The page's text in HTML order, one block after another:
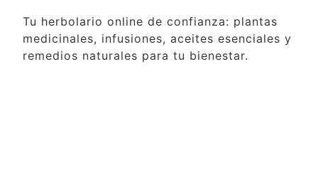
Tu herbolario online de confianza: plantas
medicinales, infusiones, aceites esenciales y
remedios naturales para tu bienestar.